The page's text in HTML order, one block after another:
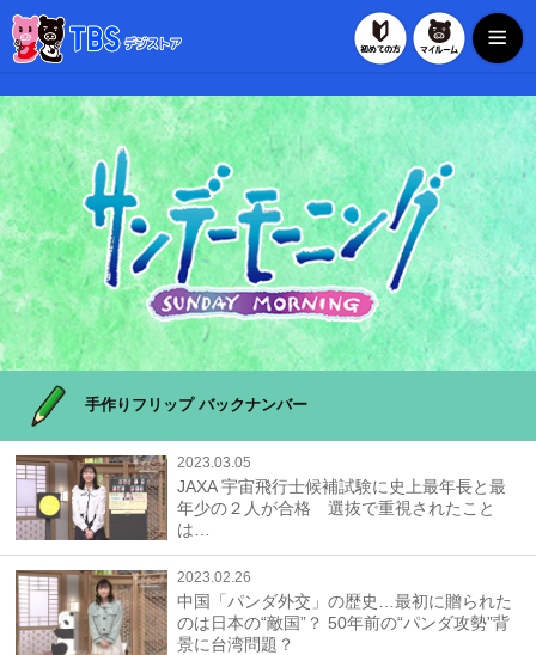
初めての方マイルー
手作りフリップ バックナンバー
2023.03.05
JAXA 宇宙飛行士候補試験に史上最年長と最
年少の２人が合格 選抜で重視されたこと
は…
2023.02.26
中国「パンダ外交」の歴史…最初に贈られた
のは日本の“敵国”？ 50年前の“パンダ攻勢”背
景に台湾問題？